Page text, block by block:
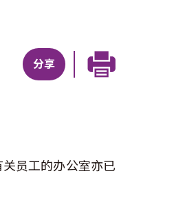
分享
员工的办公室亦已